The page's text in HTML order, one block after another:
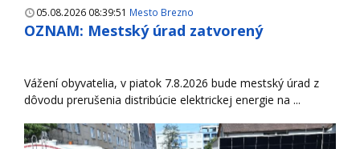
05.08.2026 08:39:51 Mesto Brezno
OZNAM: Mestský úrad zatvorený
Vážení obyvatelia, v piatok 7.8.2026 bude mestský úrad z
dôvodu prerušenia distribúcie elektrickej energie na ...